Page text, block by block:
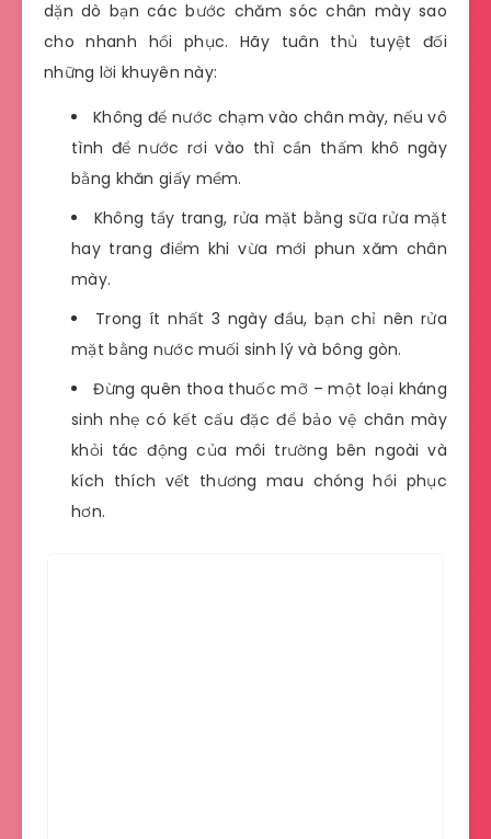
dặn dò bạn các bước chăm sóc chân mày sao
cho nhanh hồi phục. Hãy tuân thủ tuyệt đối
những lời khuyên này:
Không để nước chạm vào chân mày, nếu vô
tình để nước rơi vào thì cần thấm khô ngày
bằng khăn giấy mềm.
Không tẩy trang, rửa mặt bằng sữa rửa mặt
hay trang điểm khi vừa mới phun xăm chân
mày.
Trong ít nhất 3 ngày đầu, bạn chỉ nên rửa
mặt bằng nước muối sinh lý và bông gòn.
Đừng quên thoa thuốc mỡ – một loại kháng
sinh nhẹ có kết cấu đặc để bảo vệ chân mày
khỏi tác động của môi trường bên ngoài và
kích thích vết thương mau chóng hồi phục
hơn.